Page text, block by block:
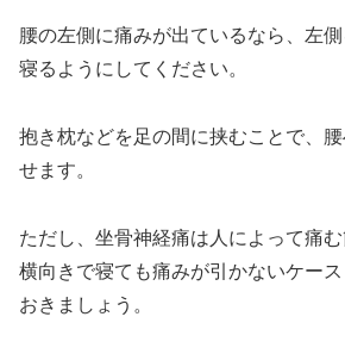
腰の左側に痛みが出ているなら、左
寝るようにしてください。
抱き枕などを足の間に挟むことで、
せます。
ただし、坐骨神経痛は人によって痛む
横向きで寝ても痛みが引かないケー
おきましょう。